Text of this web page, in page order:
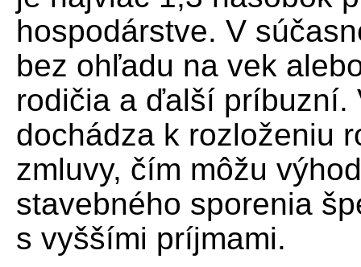
hospodárstve. V
bez ohľadu na vek
rodičia a ďalší príbuzní.
dochádza k rozloženiu
zmluvy, čím môžu
stavebného sporenia
s vyššími príjmami.